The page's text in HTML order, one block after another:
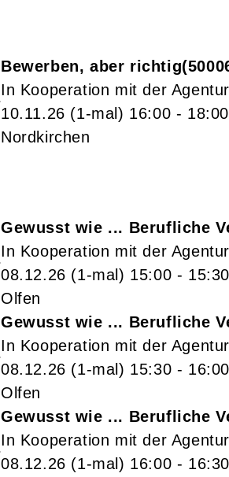
Bewerben, aber richtig
In Kooperation mit der
10.11.26 (1-mal) 16:00 - 18:00
Nordkirchen
Gewusst wie ... Berufliche
In Kooperation mit der
08.12.26 (1-mal) 15:00 - 15:30
Olfen
Gewusst wie ... Berufliche
In Kooperation mit der
08.12.26 (1-mal) 15:30 - 16:00
Olfen
Gewusst wie ... Berufliche
In Kooperation mit der
08.12.26 (1-mal) 16:00 - 16:30